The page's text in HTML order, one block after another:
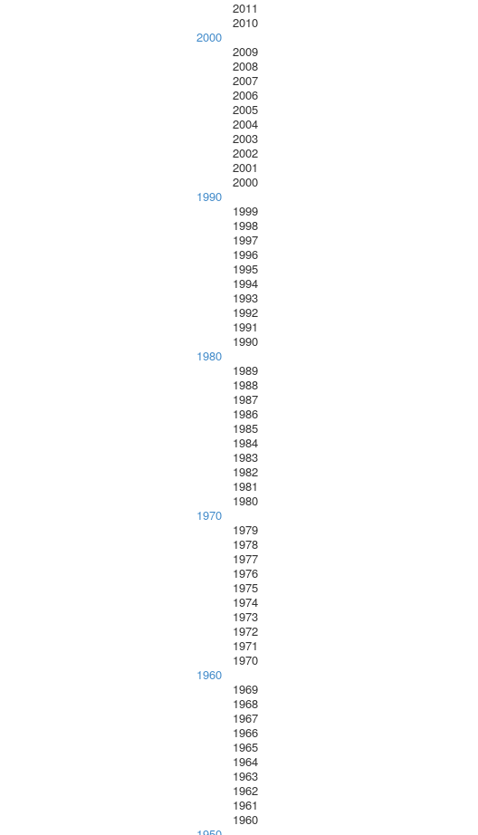
2011
2010
2000
2009
2008
2007
2006
2005
2004
2003
2002
2001
2000
1990
1999
1998
1997
1996
1995
1994
1993
1992
1991
1990
1980
1989
1988
1987
1986
1985
1984
1983
1982
1981
1980
1970
1979
1978
1977
1976
1975
1974
1973
1972
1971
1970
1960
1969
1968
1967
1966
1965
1964
1963
1962
1961
1960